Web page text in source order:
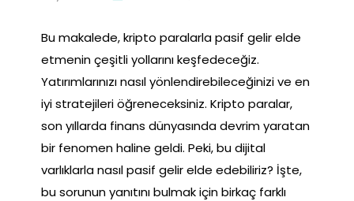
Bu makalede, kripto paralarla pasif gelir elde
etmenin çeşitli yollarını keşfedeceğiz.
Yatırımlarınızı nasıl yönlendirebileceğinizi ve en
iyi stratejileri öğreneceksiniz. Kripto paralar,
son yıllarda finans dünyasında devrim yaratan
bir fenomen haline geldi. Peki, bu dijital
varlıklarla nasıl pasif gelir elde edebiliriz? İşte,
bu sorunun yanıtını bulmak için birkaç farklı